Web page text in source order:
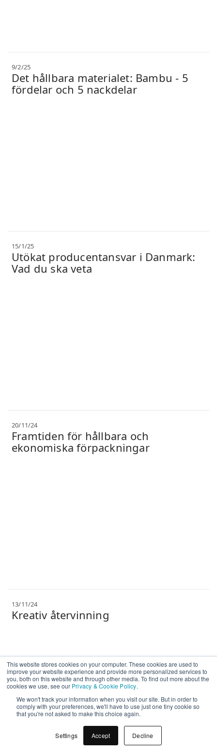
This website stores cookies on your computer. These cookies are used to
improve your website experience and provide more personalized services to
you, both on this website and through other media. To find out more about the
cookies we use, see our Privacy & Cookie Policy.
We won't track your information when you visit our site. But in order to
comply with your preferences, we'll have to use just one tiny cookie so
that you're not asked to make this choice again.
Settings Accept Decline
9/2/25
Det hållbara materialet: Bambu - 5
fördelar och 5 nackdelar
15/1/25
Utökat producentansvar i Danmark:
Vad du ska veta
20/11/24
Framtiden för hållbara och
ekonomiska förpackningar
13/11/24
Kreativ återvinning